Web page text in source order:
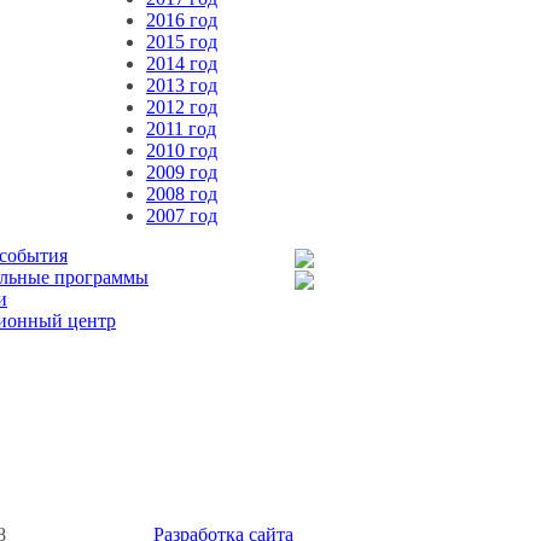
2016 год
2015 год
2014 год
2013 год
2012 год
2011 год
2010 год
2009 год
2008 год
2007 год
программы
центр
Разработка сайта